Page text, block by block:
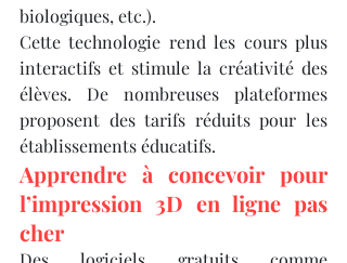
biologiques, etc.).
Cette technologie rend les cours plus
interactifs et stimule la créativité des
élèves. De nombreuses plateformes
proposent des tarifs réduits pour les
établissements éducatifs.
Apprendre à concevoir pour
l’impression 3D en ligne pas
cher